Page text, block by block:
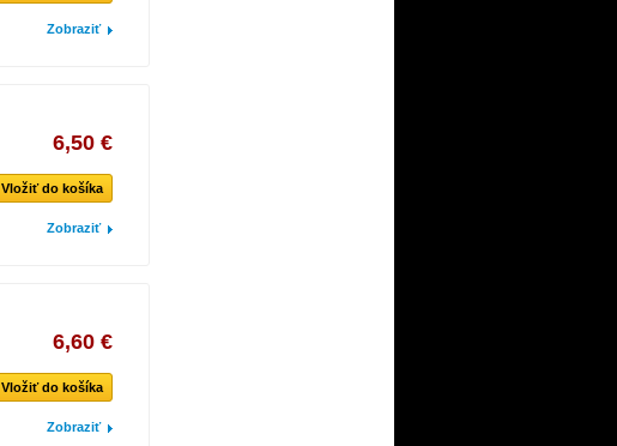
Zobraziť
6,50 €
Vložiť do košíka
Zobraziť
6,60 €
Vložiť do košíka
Zobraziť